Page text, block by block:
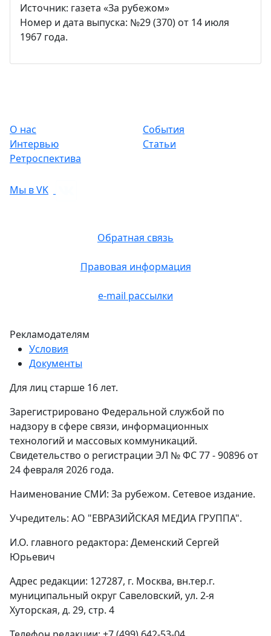
Источник: газета «За рубежом»
Номер и дата выпуска: №29 (370) от 14 июля
1967 года.
О нас
События
Интервью
Статьи
Ретроспектива
Мы в VK
Рекламодателям
Условия
Документы
Обратная связь
Правовая информация
e-mail рассылки
Для лиц старше 16 лет.
Зарегистрировано Федеральной службой по
надзору в сфере связи, информационных
технологий и массовых коммуникаций.
Свидетельство о регистрации ЭЛ № ФС 77 - 90896 от
24 февраля 2026 года.
Наименование СМИ: За рубежом. Сетевое издание.
Учредитель: АО "ЕВРАЗИЙСКАЯ МЕДИА ГРУППА".
И.О. главного редактора: Деменский Сергей
Юрьевич
Адрес редакции: 127287, г. Москва, вн.тер.г.
муниципальный округ Савеловский, ул. 2-я
Хуторская, д. 29, стр. 4